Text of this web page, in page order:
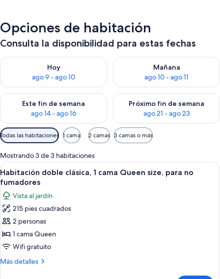
Opciones de habitación
Consulta la disponibilidad para estas fechas
Hoy
ago 9 - ago 10
Consulta la disponibilidad para hoy ago 9 - ago 10
Mañana
ago 10 - ago 11
Consulta la disponibilidad
Este fin de semana
ago 14 - ago 16
Consulta la disponibilidad para este fin de semana ago 14 -
Próximo fin de semana
ago 21 - ago 23
Consulta la disponibilidad
Filtros
disponibles
para
las
habitaciones
Todas las habitaciones 1 cama 2 camas 3 camas o más
Mostrando 3 de 3 habitaciones
Abrir
todas
las
fotos
de
Habitación
doble
clásica,
1
Habitación de hotel con dos camas,
5
Habitación doble clásica, 1 cama Queen size, para no
fumadores
Vista al jardín
215 pies cuadrados
2 personas
1 cama Queen
Wifi gratuito
Más detalles
Más